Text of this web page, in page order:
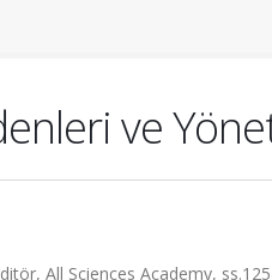
ve
All Sciences Academy,